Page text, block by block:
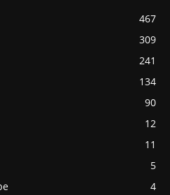
467
309
241
134
90
12
11
5
4